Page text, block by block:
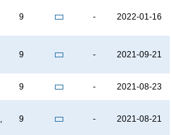
9 - 2022-01-16
9 - 2021-09-21
9 - 2021-08-23
,
9 - 2021-08-21